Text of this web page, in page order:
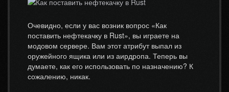
Очевидно, если у вас возник вопрос «Как
поставить нефтекачку в Rust», вы играете на
модовом сервере. Вам этот атрибут выпал из
оружейного ящика или из аирдропа. Теперь вы
думаете, как его использовать по назначению? К
сожалению, никак.